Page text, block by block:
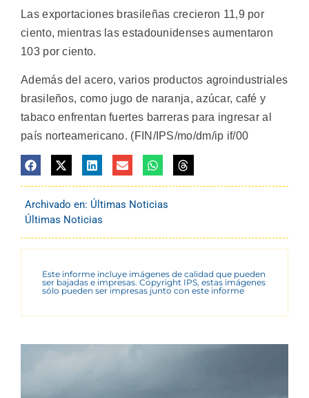
Las exportaciones brasileñas crecieron 11,9 por
ciento, mientras las estadounidenses aumentaron
103 por ciento.
Además del acero, varios productos agroindustriales
brasileños, como jugo de naranja, azúcar, café y
tabaco enfrentan fuertes barreras para ingresar al
país norteamericano. (FIN/IPS/mo/dm/ip if/00
Archivado en: Últimas Noticias
Últimas Noticias
Este informe incluye imágenes de calidad que pueden
ser bajadas e impresas. Copyright IPS, estas imágenes
sólo pueden ser impresas junto con este informe